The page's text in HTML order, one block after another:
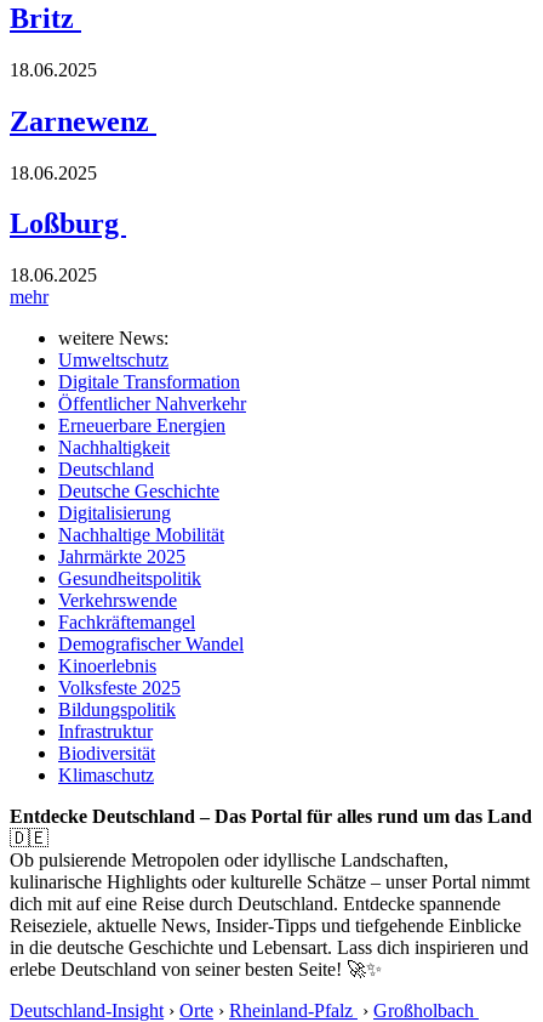
Britz
18.06.2025
Zarnewenz
18.06.2025
Loßburg
18.06.2025
mehr
weitere News:
Umweltschutz
Digitale Transformation
Öffentlicher Nahverkehr
Erneuerbare Energien
Nachhaltigkeit
Deutschland
Deutsche Geschichte
Digitalisierung
Nachhaltige Mobilität
Jahrmärkte 2025
Gesundheitspolitik
Verkehrswende
Fachkräftemangel
Demografischer Wandel
Kinoerlebnis
Volksfeste 2025
Bildungspolitik
Infrastruktur
Biodiversität
Klimaschutz
Entdecke Deutschland – Das Portal für alles rund um das Land
🇩🇪
Ob pulsierende Metropolen oder idyllische Landschaften,
kulinarische Highlights oder kulturelle Schätze – unser Portal nimmt
dich mit auf eine Reise durch Deutschland. Entdecke spannende
Reiseziele, aktuelle News, Insider-Tipps und tiefgehende Einblicke
in die deutsche Geschichte und Lebensart. Lass dich inspirieren und
erlebe Deutschland von seiner besten Seite! 🚀✨
Deutschland-Insight › Orte › Rheinland-Pfalz › Großholbach